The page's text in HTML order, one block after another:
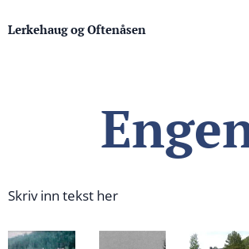
Lerkehaug og Oftenåsen
Skriv inn tekst her